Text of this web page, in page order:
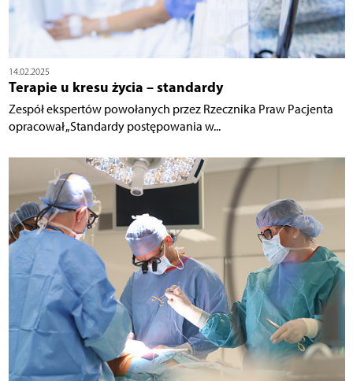
14.02.2025
Terapie u kresu życia – standardy
Zespół ekspertów powołanych przez Rzecznika Praw Pacjenta
opracował „Standardy postępowania w...